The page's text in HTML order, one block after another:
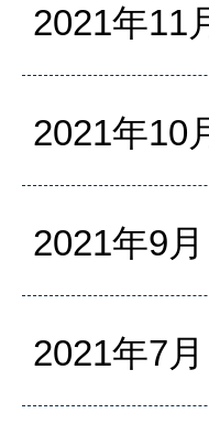
2021年11
2021年10
2021年9月
2021年7月